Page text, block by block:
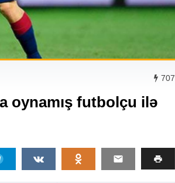
707
oynamış futbolçu ilə